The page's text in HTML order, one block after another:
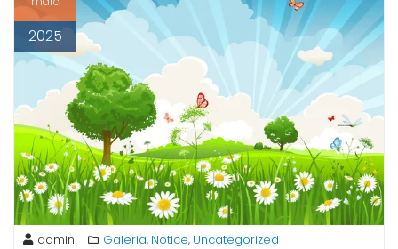
2025
admin Galeria, Notice, Uncategorized